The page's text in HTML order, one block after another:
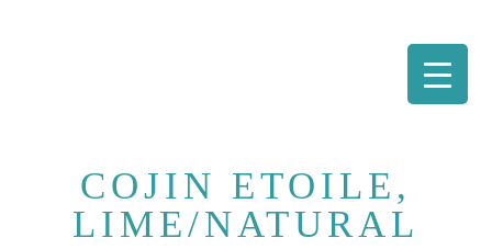
COJIN ETOILE,
LIME/NATURAL